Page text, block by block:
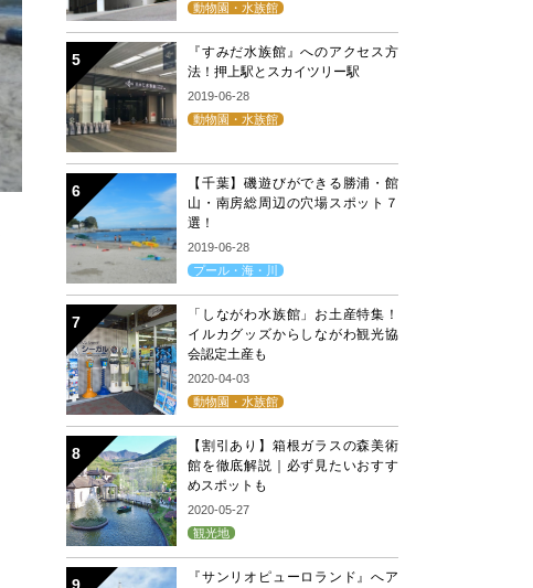
動物園・水族館
『すみだ水族館』へのアクセス方
法！押上駅とスカイツリー駅
2019-06-28
動物園・水族館
【千葉】磯遊びができる勝浦・館
山・南房総周辺の穴場スポット７
選！
2019-06-28
プール・海・川
「しながわ水族館」お土産特集！
イルカグッズからしながわ観光協
会認定土産も
2020-04-03
動物園・水族館
【割引あり】箱根ガラスの森美術
館を徹底解説｜必ず見たいおすす
めスポットも
2020-05-27
観光地
『サンリオピューロランド』へア